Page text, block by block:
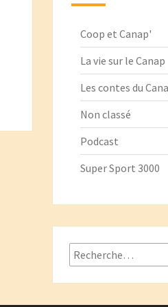
Coop et Canap'
La vie sur le Canap
Les contes du
Non classé
Podcast
Super Sport 3000
Rechercher :